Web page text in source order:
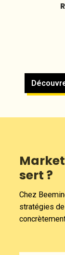
sert ?
Chez
stratégies